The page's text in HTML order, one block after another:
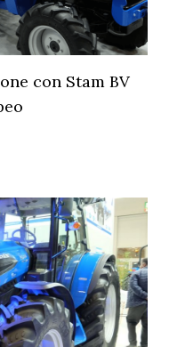
con Stam BV